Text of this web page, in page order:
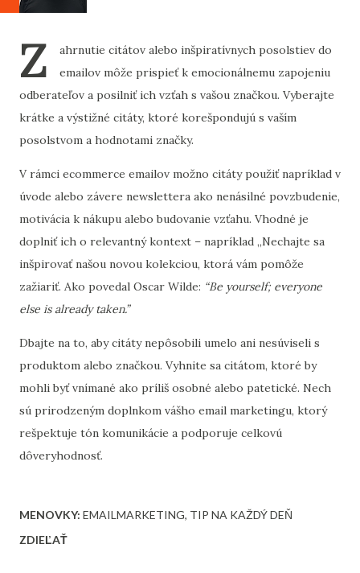
Z
ahrnutie citátov alebo inšpiratívnych posolstiev do
emailov môže prispieť k emocionálnemu zapojeniu
odberateľov a posilniť ich vzťah s vašou značkou. Vyberajte
krátke a výstižné citáty, ktoré korešpondujú s vaším
posolstvom a hodnotami značky.
V rámci ecommerce emailov možno citáty použiť napríklad v
úvode alebo závere newslettera ako nenásilné povzbudenie,
motivácia k nákupu alebo budovanie vzťahu. Vhodné je
doplniť ich o relevantný kontext – napríklad „Nechajte sa
inšpirovať našou novou kolekciou, ktorá vám pomôže
zažiariť. Ako povedal Oscar Wilde: “Be yourself; everyone
else is already taken.”
Dbajte na to, aby citáty nepôsobili umelo ani nesúviseli s
produktom alebo značkou. Vyhnite sa citátom, ktoré by
mohli byť vnímané ako príliš osobné alebo patetické. Nech
sú prirodzeným doplnkom vášho email marketingu, ktorý
rešpektuje tón komunikácie a podporuje celkovú
dôveryhodnosť.
MENOVKY: EMAILMARKETING TIP NA KAŽDÝ DEŇ
ZDIEĽAŤ